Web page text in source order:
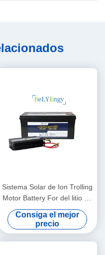
Sistema Solar de Ion Trolling
Motor Battery For del litio de
24V 200AH
Consiga el mejor
precio